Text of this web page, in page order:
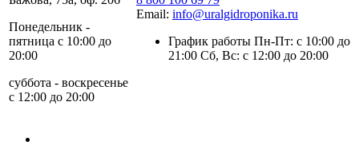
Понедельник -
пятница с 10:00 до
20:00
суббота - воскресенье
с 12:00 до 20:00
Email: info@uralgidroponika.ru
График работы Пн-Пт: с 10:00 до
21:00 Сб, Вс: с 12:00 до 20:00